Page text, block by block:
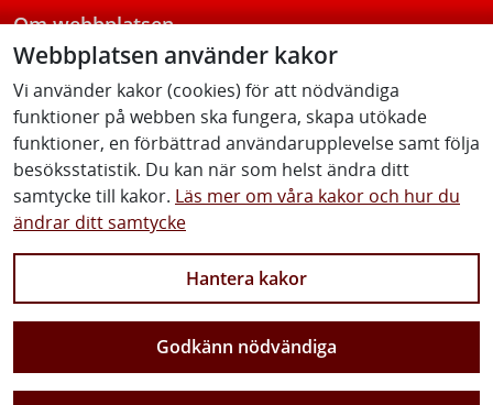
Webbplatsen använder kakor
Vi använder kakor (cookies) för att nödvändiga
funktioner på webben ska fungera, skapa utökade
funktioner, en förbättrad användarupplevelse samt följa
besöksstatistik. Du kan när som helst ändra ditt
samtycke till kakor. Läs mer om våra kakor och hur du
ändrar ditt samtycke
Hantera kakor
Godkänn nödvändiga
Vi gör Sverige närmare
Om webbplatsen
Tillgänglighetsredogörelse
Följ oss
Facebook Youtube